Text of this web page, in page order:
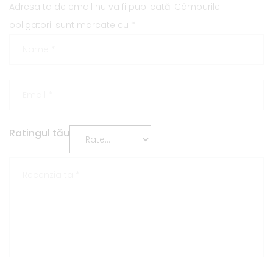
Adresa ta de email nu va fi publicată. Câmpurile
obligatorii sunt marcate cu *
Ratingul tău